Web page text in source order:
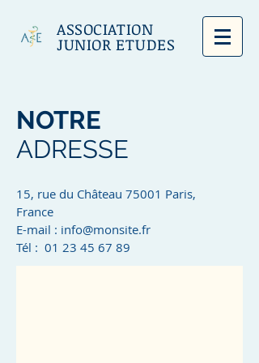
ASSOCIATION
JUNIOR ETUDES
NOTRE
ADRESSE
15, rue du Château 75001 Paris,
France
E-mail : info@monsite.fr
Tél : 01 23 45 67 89